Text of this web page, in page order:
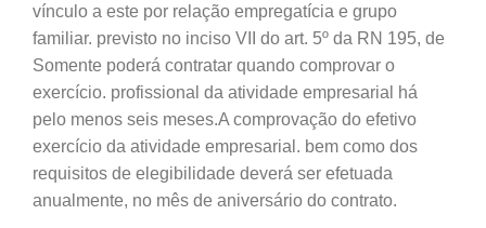
vínculo a este por relação empregatícia e grupo
familiar. previsto no inciso VII do art. 5º da RN 195, de
Somente poderá contratar quando comprovar o
exercício. profissional da atividade empresarial há
pelo menos seis meses.A comprovação do efetivo
exercício da atividade empresarial. bem como dos
requisitos de elegibilidade deverá ser efetuada
anualmente, no mês de aniversário do contrato.